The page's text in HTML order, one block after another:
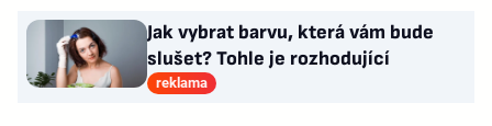
Jak vybrat barvu, která vám bude
slušet? Tohle je rozhodující
reklama